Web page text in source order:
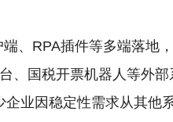
端、RPA插件等多端落地
、国税开票机器人等外部
企业因稳定性需求从其